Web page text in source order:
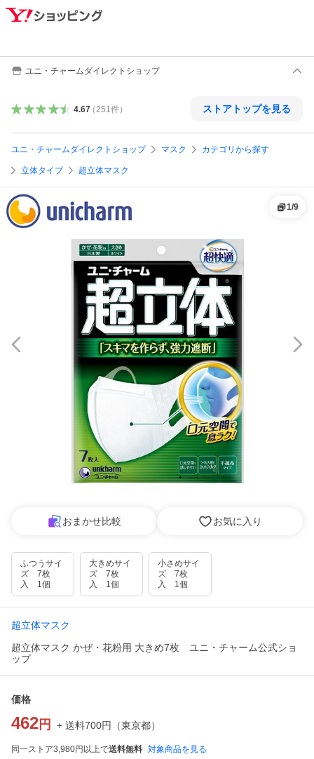
ユニ・チャームダイレクトショップ
4.67（ 251件） ストアトップを見る
ユニ・チャームダイレクトショップ マスク カテゴリから探す
立体タイプ 超立体マスク
1/9
おまかせ比較 お気に入り
ふつうサイ
ズ 7枚
入 1個
大きめサイ
ズ 7枚
入 1個
小さめサイ
ズ 7枚
入 1個
超立体マスク
超立体マスク かぜ・花粉用 大きめ7枚 ユニ・チャーム公式ショ
ップ
価格
462 円 + 送料700円 （東京都）
同一ストア3,980円以上で送料無料 対象商品を見る